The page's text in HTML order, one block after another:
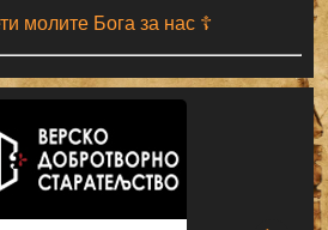
молите Бога за нас ☦